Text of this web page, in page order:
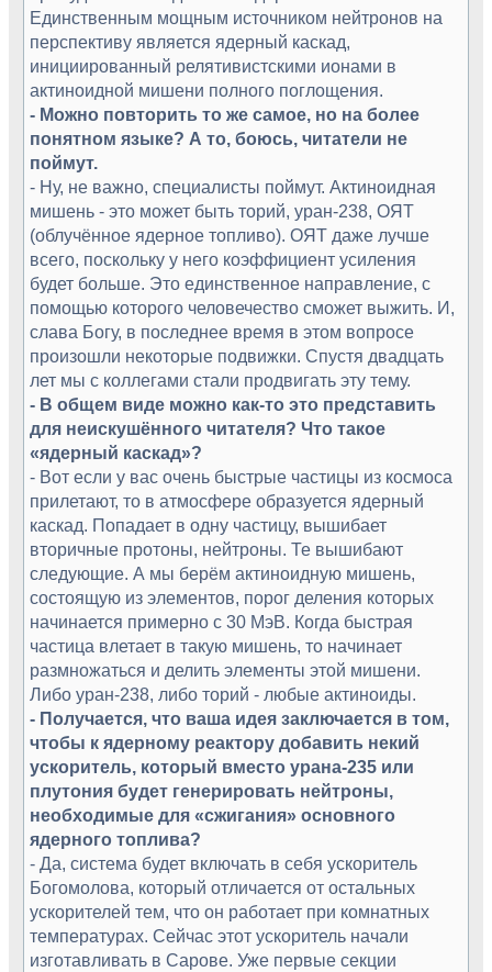
Единственным мощным источником нейтронов на
перспективу является ядерный каскад,
инициированный релятивистскими ионами в
актиноидной мишени полного поглощения.
- Можно повторить то же самое, но на более
понятном языке? А то, боюсь, читатели не
поймут.
- Ну, не важно, специалисты поймут. Актиноидная
мишень - это может быть торий, уран-238, ОЯТ
(облучённое ядерное топливо). ОЯТ даже лучше
всего, поскольку у него коэффициент усиления
будет больше. Это единственное направление, с
помощью которого человечество сможет выжить. И,
слава Богу, в последнее время в этом вопросе
произошли некоторые подвижки. Спустя двадцать
лет мы с коллегами стали продвигать эту тему.
- В общем виде можно как-то это представить
для неискушённого читателя? Что такое
«ядерный каскад»?
- Вот если у вас очень быстрые частицы из космоса
прилетают, то в атмосфере образуется ядерный
каскад. Попадает в одну частицу, вышибает
вторичные протоны, нейтроны. Те вышибают
следующие. А мы берём актиноидную мишень,
состоящую из элементов, порог деления которых
начинается примерно с 30 МэВ. Когда быстрая
частица влетает в такую мишень, то начинает
размножаться и делить элементы этой мишени.
Либо уран-238, либо торий - любые актиноиды.
- Получается, что ваша идея заключается в том,
чтобы к ядерному реактору добавить некий
ускоритель, который вместо урана-235 или
плутония будет генерировать нейтроны,
необходимые для «сжигания» основного
ядерного топлива?
- Да, система будет включать в себя ускоритель
Богомолова, который отличается от остальных
ускорителей тем, что он работает при комнатных
температурах. Сейчас этот ускоритель начали
изготавливать в Сарове. Уже первые секции